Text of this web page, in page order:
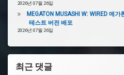
2026년 07월 26일
MEGATON MUSASHI W: WIRED 메
테스트 버전 배포
2026년 07월 26일
최근 댓글